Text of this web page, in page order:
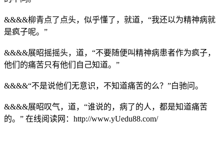
&&&&柳青点了点头，似乎懂了，就道，“我还以为精神病就
是疯子呢。”
&&&&展昭摇摇头，道，“不要随便叫精神病患者作为疯子，
他们的痛苦只有他们自己知道。”
&&&&“不是说他们无意识，不知道痛苦的么？”白驰问。
&&&&展昭叹气，道，“谁说的，病了的人，都是知道痛苦
的。” 在线阅读网：http://www.yUedu88.com/